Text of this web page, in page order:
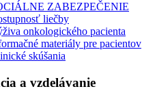
ZABEZPEČENIE
liečby
onkologického pacienta
materiály pre pacientov
skúšania
a vzdelávanie